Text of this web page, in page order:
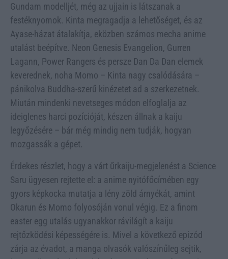
Gundam modelljét, még az ujjain is látszanak a
festéknyomok. Kinta megragadja a lehetőséget, és az
Ayase-házat átalakítja, eközben számos mecha anime
utalást beépítve. Neon Genesis Evangelion, Gurren
Lagann, Power Rangers és persze Dan Da Dan elemek
keverednek, noha Momo – Kinta nagy csalódására –
pánikolva Buddha-szerű kinézetet ad a szerkezetnek.
Miután mindenki nevetseges módon elfoglalja az
ideiglenes harci pozícióját, készen állnak a kaiju
legyőzésére – bár még mindig nem tudják, hogyan
mozgassák a gépet.
Érdekes részlet, hogy a várt űrkaiju-megjelenést a Science
Saru ügyesen rejtette el: a anime nyitófőcímében egy
gyors képkocka mutatja a lény zöld árnyékát, amint
Okarun és Momo folyosóján vonul végig. Ez a finom
easter egg utalás ugyanakkor rávilágít a kaiju
rejtőzködési képességére is. Mivel a következő epizód
zárja az évadot, a manga olvasók valószínűleg sejtik,